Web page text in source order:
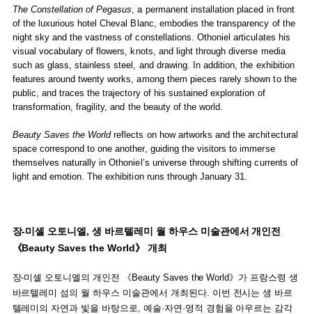
The Constellation of Pegasus , a permanent installation placed in front
of the luxurious hotel Cheval Blanc, embodies the transparency of the
night sky and the vastness of constellations. Othoniel articulates his
visual vocabulary of flowers, knots, and light through diverse media
such as glass, stainless steel, and drawing. In addition, the exhibition
features around twenty works, among them pieces rarely shown to the
public, and traces the trajectory of his sustained exploration of
transformation, fragility, and the beauty of the world.
Beauty Saves the Worldreflects on how artworks and the architectural
space correspond to one another, guiding the visitors to immerse
themselves naturally in Othoniel’s universe through shifting currents of
light and emotion. The exhibition runs through January 31.
장-미셸 오토니엘, 생 바르텔레미 월 하우스 미술관에서 개인전
《Beauty Saves the World》 개최
장-미셸 오토니엘의 개인전 《Beauty Saves the World》가 프랑스령 생
바르텔레미 섬의 월 하우스 미술관에서 개최된다. 이번 전시는 생 바르
텔레미의 자연과 빛을 바탕으로, 예술·자연·영적 경험을 아우르는 감각